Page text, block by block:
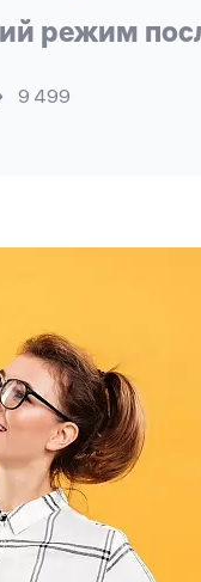
режим
9 499